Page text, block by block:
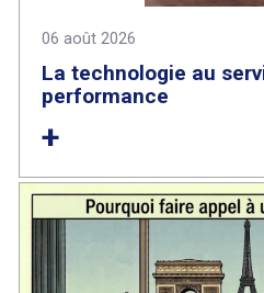
06 août 2026
La technologie au
performance